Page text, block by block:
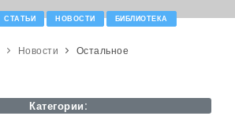
СТАТЬИ НОВОСТИ БИБЛИОТЕКА
Новости Остальное
Категории: